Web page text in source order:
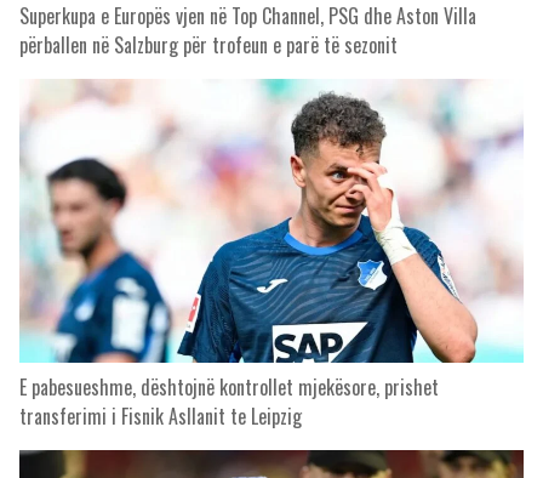
Superkupa e Europës vjen në Top Channel, PSG dhe Aston Villa
përballen në Salzburg për trofeun e parë të sezonit
E pabesueshme, dështojnë kontrollet mjekësore, prishet
transferimi i Fisnik Asllanit te Leipzig